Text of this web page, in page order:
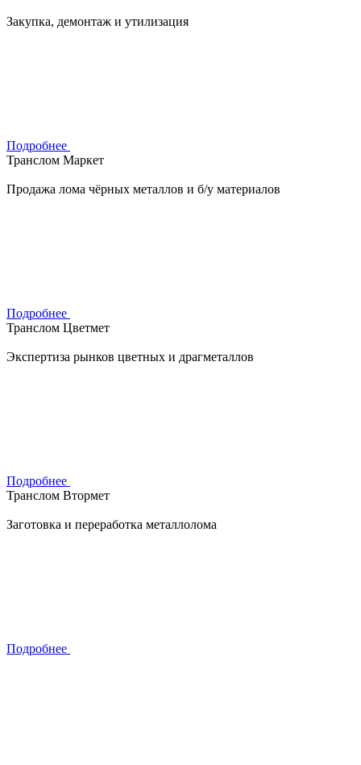
Закупка, демонтаж и утилизация
Подробнее
Транслом Маркет
Продажа лома чёрных металлов и б/у материалов
Подробнее
Транслом Цветмет
Экспертиза рынков цветных и драгметаллов
Подробнее
Транслом Втормет
Заготовка и переработка металлолома
Подробнее